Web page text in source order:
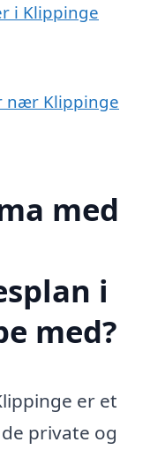
i Klippinge
nær Klippinge
med
i
med?
er et
private og